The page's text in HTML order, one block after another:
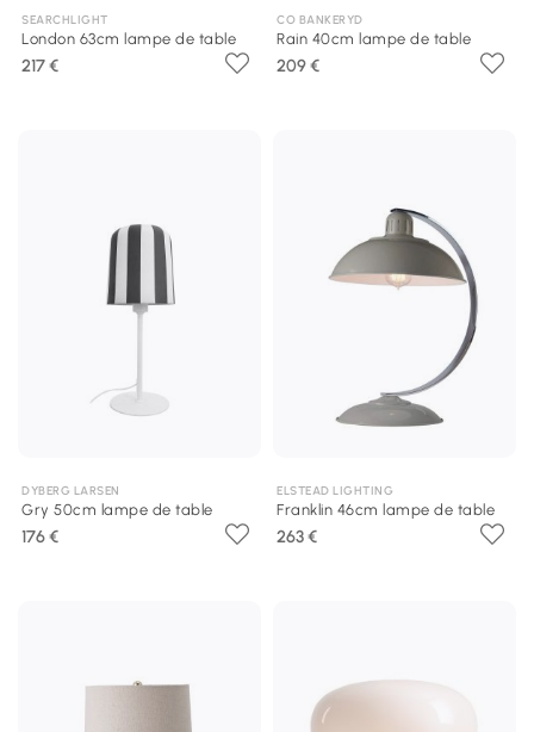
SEARCHLIGHT
London 63cm lampe de table
217 €
CO BANKERYD
Rain 40cm lampe de table
209 €
DYBERG LARSEN
Gry 50cm lampe de table
176 €
ELSTEAD LIGHTING
Franklin 46cm lampe de table
263 €